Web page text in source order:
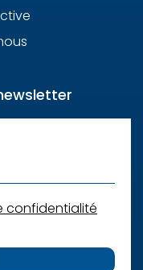
confidentialité